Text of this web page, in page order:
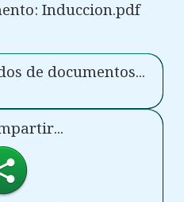
Induccion.pdf
de documentos...